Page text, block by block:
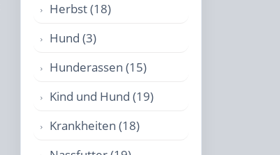
Herbst (18)
Hund (3)
Hunderassen (15)
Kind und Hund (19)
Krankheiten (18)